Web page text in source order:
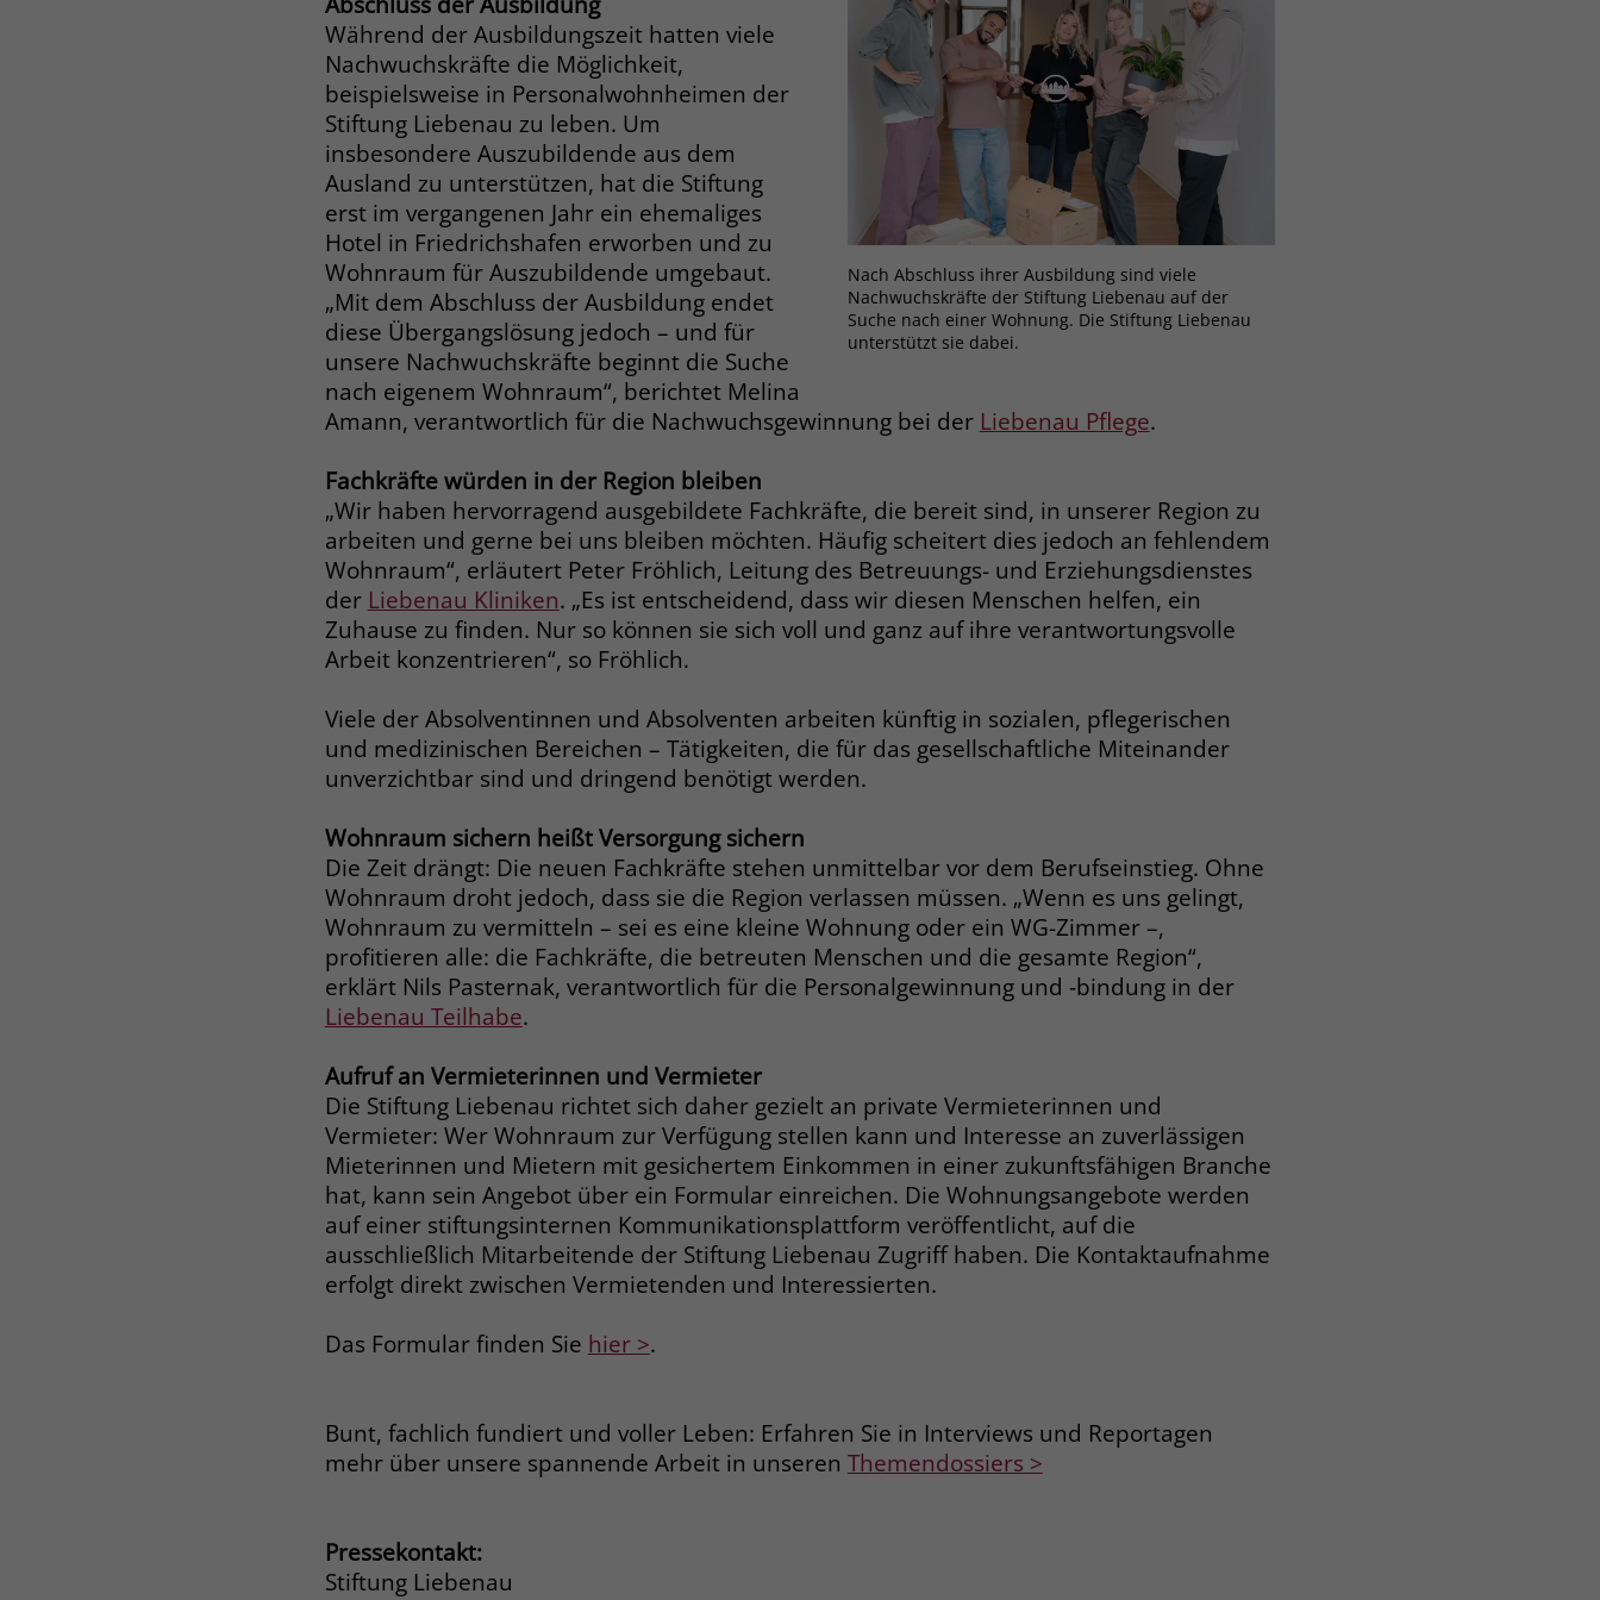
Nach Abschluss ihrer Ausbildung sind viele
Nachwuchskräfte der Stiftung Liebenau auf der
Suche nach einer Wohnung. Die Stiftung Liebenau
unterstützt sie dabei.
Während der Ausbildungszeit hatten viele
Nachwuchskräfte die Möglichkeit,
beispielsweise in Personalwohnheimen der
Stiftung Liebenau zu leben. Um
insbesondere Auszubildende aus dem
Ausland zu unterstützen, hat die Stiftung
erst im vergangenen Jahr ein ehemaliges
Hotel in Friedrichshafen erworben und zu
Wohnraum für Auszubildende umgebaut.
„Mit dem Abschluss der Ausbildung endet
diese Übergangslösung jedoch – und für
unsere Nachwuchskräfte beginnt die Suche
nach eigenem Wohnraum“, berichtet Melina
Amann, verantwortlich für die Nachwuchsgewinnung bei der Liebenau Pflege.
Fachkräfte würden in der Region bleiben
„Wir haben hervorragend ausgebildete Fachkräfte, die bereit sind, in unserer Region zu
arbeiten und gerne bei uns bleiben möchten. Häufig scheitert dies jedoch an fehlendem
Wohnraum“, erläutert Peter Fröhlich, Leitung des Betreuungs- und Erziehungsdienstes
der Liebenau Kliniken. „Es ist entscheidend, dass wir diesen Menschen helfen, ein
Zuhause zu finden. Nur so können sie sich voll und ganz auf ihre verantwortungsvolle
Arbeit konzentrieren“, so Fröhlich.
Viele der Absolventinnen und Absolventen arbeiten künftig in sozialen, pflegerischen
und medizinischen Bereichen – Tätigkeiten, die für das gesellschaftliche Miteinander
unverzichtbar sind und dringend benötigt werden.
Wohnraum sichern heißt Versorgung sichern
Die Zeit drängt: Die neuen Fachkräfte stehen unmittelbar vor dem Berufseinstieg. Ohne
Wohnraum droht jedoch, dass sie die Region verlassen müssen. „Wenn es uns gelingt,
Wohnraum zu vermitteln – sei es eine kleine Wohnung oder ein WG-Zimmer –,
profitieren alle: die Fachkräfte, die betreuten Menschen und die gesamte Region“,
erklärt Nils Pasternak, verantwortlich für die Personalgewinnung und ‐bindung in der
Liebenau Teilhabe.
Aufruf an Vermieterinnen und Vermieter
Die Stiftung Liebenau richtet sich daher gezielt an private Vermieterinnen und
Vermieter: Wer Wohnraum zur Verfügung stellen kann und Interesse an zuverlässigen
Mieterinnen und Mietern mit gesichertem Einkommen in einer zukunftsfähigen Branche
hat, kann sein Angebot über ein Formular einreichen. Die Wohnungsangebote werden
auf einer stiftungsinternen Kommunikationsplattform veröffentlicht, auf die
ausschließlich Mitarbeitende der Stiftung Liebenau Zugriff haben. Die Kontaktaufnahme
erfolgt direkt zwischen Vermietenden und Interessierten.
Das Formular finden Sie hier >.
Bunt, fachlich fundiert und voller Leben: Erfahren Sie in Interviews und Reportagen
mehr über unsere spannende Arbeit in unseren Themendossiers >
Pressekontakt:
Stiftung Liebenau
Name PHPSESSID
Anbieter stiftung-liebenau.de
Laufzeit
Zweck
Behält die Zustände des Benutzers bei allen
Seitenanfragen bei.
Name cookie_optin
Anbieter www.stiftung-liebenau.de
Laufzeit 1 Monat
Behält die Zustimmung des Benutzers zum
Cookie Opt-In
Name __cf_bm
Anbieter .fonts.net
Laufzeit
Zweck
support Cloudflare Bot Management.
Anbieter jobs.stiftung-liebenau.de
Laufzeit Session
Zweck
Behält die Zustände des Benutzers bei allen
Seitenanfragen bei.
Zweck
dass Aktionen, die bei späteren Besuchen
derselben Website durchgeführt werden, mit
derselben Benutzerkennung verknüpft
werden.
Name _clsk
Anbieter www.clarity.ms
Laufzeit 1 Jahr
Zweck
Microsoft Clarity setzt dieses Cookie, um die
Seitenaufrufe eines Benutzers zu speichern
und in einer einzigen Sitzungsaufzeichnung
zusammenzufassen.
Name _gcl_au
Anbieter Google Ads
Laufzeit 90 Tage
Zweck Enthält eine zufallsgenerierte User-ID.
Name _gcl_aw
Anbieter Google Ads
Zweck
Dieses Cookie wird gesetzt, wenn ein User
über einen Klick auf eine Google
Werbeanzeige auf die Website gelangt. Es
enthält Informationen darüber, welche
Werbeanzeige geklickt wurde, sodass erzielte
Erfolge wie z.B. Bestellungen oder
Name _gcl_dc
Anbieter Google Ads
Laufzeit 90 Tage
Dieses Cookie wird gesetzt, wenn ein User
Kontaktanfragen der Anzeige zugewiesen
werden können.